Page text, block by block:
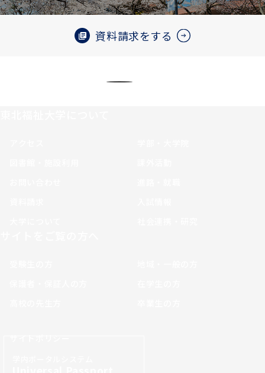
資料請求をする